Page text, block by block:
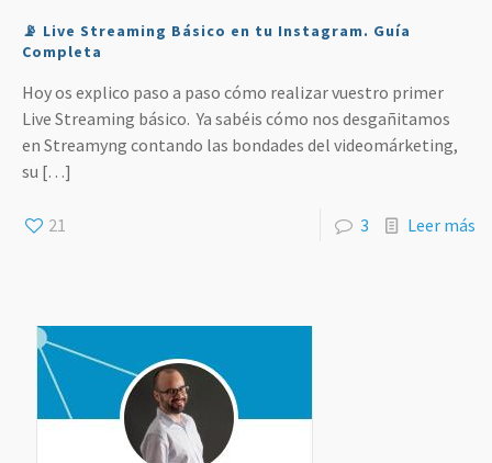
📡 Live Streaming Básico en tu Instagram. Guía
Completa
Hoy os explico paso a paso cómo realizar vuestro primer
Live Streaming básico. Ya sabéis cómo nos desgañitamos
en Streamyng contando las bondades del videomárketing,
su […]
21 3 Leer más